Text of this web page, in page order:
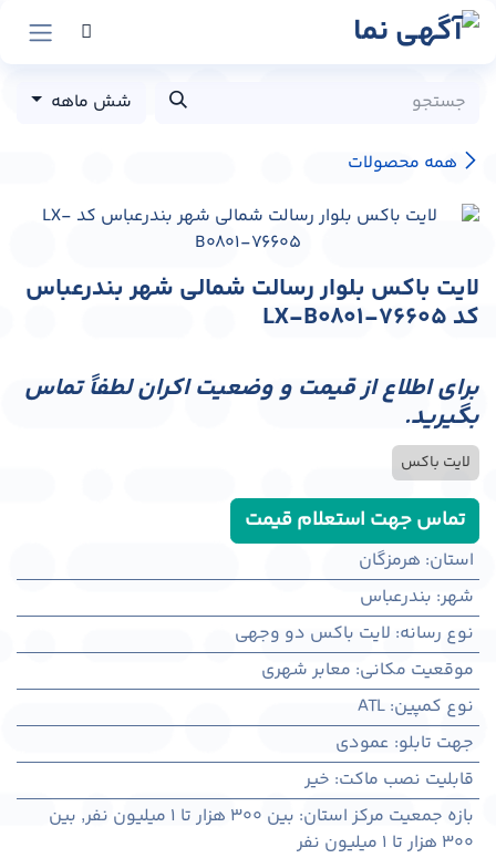
پرش به محتوا
همه محصولات
شش ماهه
لایت باکس بلوار رسالت شمالی شهر بندرعباس
کد LX-B0801-76605
برای اطلاع از قیمت و وضعیت اکران لطفاً تماس
بگیرید.
لایت باکس
تماس جهت استعلام قیمت
استان: هرمزگان
شهر: بندرعباس
نوع رسانه: لایت باکس دو وجهی
موقعیت مکانی: معابر شهری
نوع کمپین:
ATL
جهت تابلو: عمودی
قابلیت نصب ماکت: خیر
بازه جمعیت مرکز استان: بین ۳۰۰ هزار تا ۱ میلیون نفر , بین
۳۰۰ هزار تا ۱ میلیون نفر